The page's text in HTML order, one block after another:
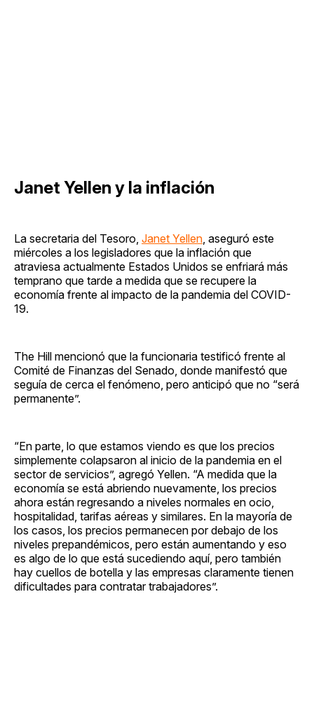
Janet Yellen y la inflación
La secretaria del Tesoro, Janet Yellen , aseguró este
miércoles a los legisladores que la inflación que
atraviesa actualmente Estados Unidos se enfriará más
temprano que tarde a medida que se recupere la
economía frente al impacto de la pandemia del COVID-
19.
The Hill mencionó que la funcionaria testificó frente al
Comité de Finanzas del Senado, donde manifestó que
seguía de cerca el fenómeno, pero anticipó que no “será
permanente”.
“En parte, lo que estamos viendo es que los precios
simplemente colapsaron al inicio de la pandemia en el
sector de servicios”, agregó Yellen. “A medida que la
economía se está abriendo nuevamente, los precios
ahora están regresando a niveles normales en ocio,
hospitalidad, tarifas aéreas y similares. En la mayoría de
los casos, los precios permanecen por debajo de los
niveles prepandémicos, pero están aumentando y eso
es algo de lo que está sucediendo aquí, pero también
hay cuellos de botella y las empresas claramente tienen
dificultades para contratar trabajadores”.